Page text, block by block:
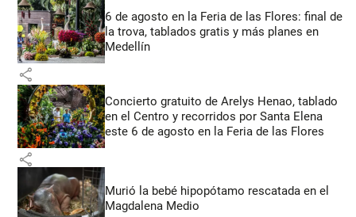
6 de agosto en la Feria de las Flores: final de
la trova, tablados gratis y más planes en
Medellín
share
Concierto gratuito de Arelys Henao, tablado
en el Centro y recorridos por Santa Elena
este 6 de agosto en la Feria de las Flores
share
Murió la bebé hipopótamo rescatada en el
Magdalena Medio